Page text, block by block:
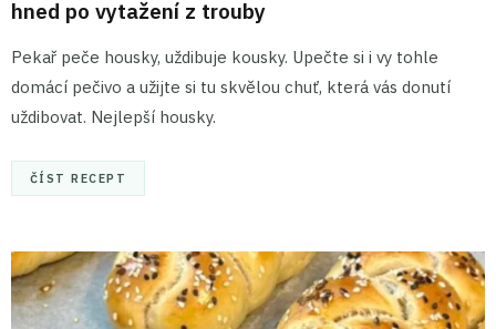
hned po vytažení z trouby
Pekař peče housky, uždibuje kousky. Upečte si i vy tohle
domácí pečivo a užijte si tu skvělou chuť, která vás donutí
uždibovat. Nejlepší housky.
ČÍST RECEPT